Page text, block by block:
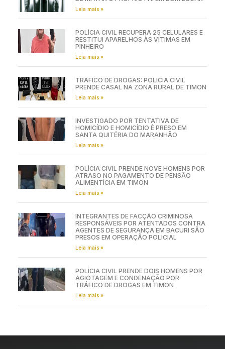
Leia mais »
POLÍCIA CIVIL RECUPERA 25 CELULARES E
RESTITUI APARELHOS ÀS VÍTIMAS EM
PINHEIRO
Leia mais »
TRÁFICO DE DROGAS: POLÍCIA CIVIL
PRENDE CASAL NA ZONA RURAL DE TIMON
Leia mais »
INVESTIGADO POR TENTATIVA DE
HOMICÍDIO E HOMICÍDIO É PRESO EM
SANTA QUITÉRIA DO MARANHÃO
Leia mais »
POLÍCIA CIVIL PRENDE NOVE HOMENS POR
ATRASO NO PAGAMENTO DE PENSÃO
ALIMENTÍCIA EM TIMON
Leia mais »
INTEGRANTES DE FACÇÃO CRIMINOSA
RESPONSÁVEIS POR ATENTADOS CONTRA
AGENTES DE SEGURANÇA EM BACURI SÃO
PRESOS EM OPERAÇÃO POLICIAL
Leia mais »
POLÍCIA CIVIL PRENDE DOIS HOMENS POR
AGIOTAGEM E CONDENAÇÃO POR
TRÁFICO DE DROGAS EM TIMON
Leia mais »